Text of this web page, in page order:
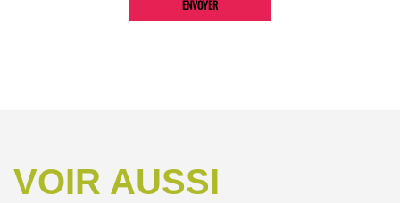
VOIR AUSSI